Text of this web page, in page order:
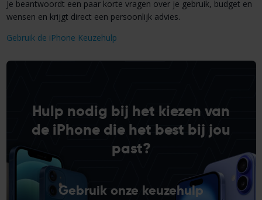
Je beantwoordt een paar korte vragen over je gebruik, budget en
wensen en krijgt direct een persoonlijk advies.
Gebruik de iPhone Keuzehulp
Hulp nodig bij het kiezen van
de iPhone die het best bij jou
past?
Gebruik onze keuzehulp